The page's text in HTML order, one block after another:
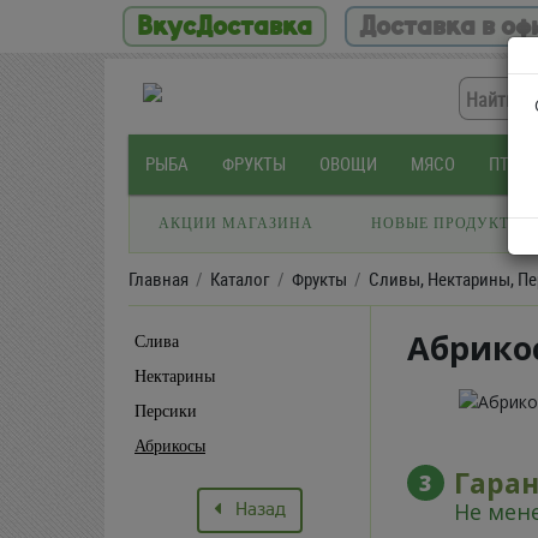
ВкусДоставка Доставка в
РЫБА ФРУКТЫ ОВОЩИ МЯСО ПТИЦА
АКЦИИ МАГАЗИНА НОВЫЕ ПРОДУКТЫ
Главная Каталог Фрукты Сливы, Нектарины,
Слива
Нектарины
Персики
Абрикосы
Назад
3
Не